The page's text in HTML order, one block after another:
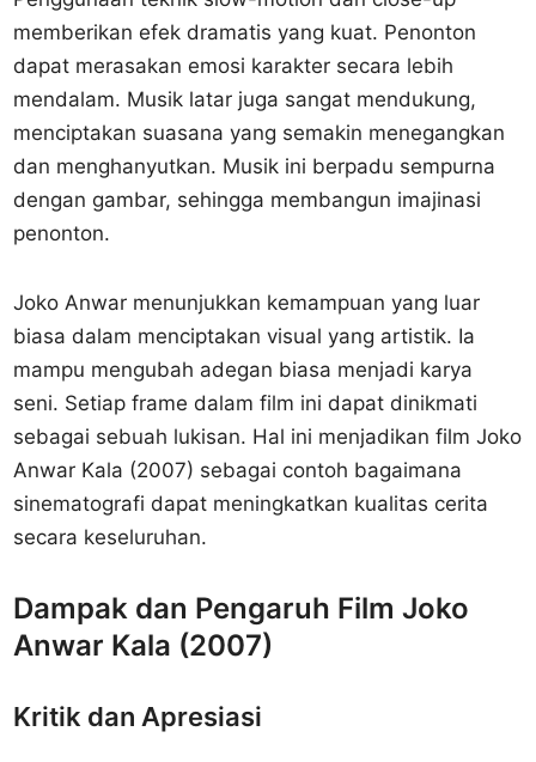
memberikan efek dramatis yang kuat. Penonton
dapat merasakan emosi karakter secara lebih
mendalam. Musik latar juga sangat mendukung,
menciptakan suasana yang semakin menegangkan
dan menghanyutkan. Musik ini berpadu sempurna
dengan gambar, sehingga membangun imajinasi
penonton.
Joko Anwar menunjukkan kemampuan yang luar
biasa dalam menciptakan visual yang artistik. Ia
mampu mengubah adegan biasa menjadi karya
seni. Setiap frame dalam film ini dapat dinikmati
sebagai sebuah lukisan. Hal ini menjadikan film Joko
Anwar Kala (2007) sebagai contoh bagaimana
sinematografi dapat meningkatkan kualitas cerita
secara keseluruhan.
Dampak dan Pengaruh Film Joko
Anwar Kala (2007)
Kritik dan Apresiasi